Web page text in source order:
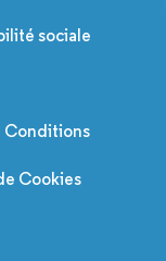
sociale
Conditions
Cookies